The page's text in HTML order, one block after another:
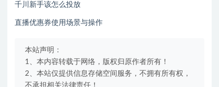
千川新手该怎么投放
直播优惠券使用场景与操作
本站声明：
1、本内容转载于网络，版权归原作者所有！
2、本站仅提供信息存储空间服务，不拥有所有权，
不承担相关法律责任！